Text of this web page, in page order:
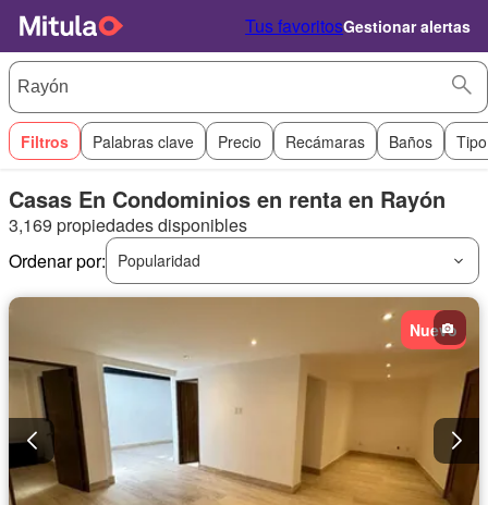
Tus favoritosGestionar alertas
Filtros Palabras clave Precio Recámaras Baños
Casas En Condominios en renta en Rayón
3,169 propiedades disponibles
Ordenar por:
Popularidad
Nuevo